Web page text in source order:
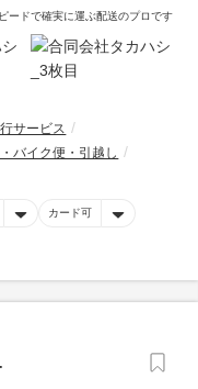
ードで確実に運ぶ配送のプロです
サービス
バイク便・引越し
カード可